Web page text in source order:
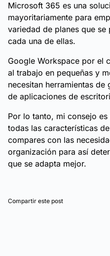
Microsoft 365 es una
mayoritariamente para
variedad de planes que se
cada una de ellas.
Google Workspace por el
al trabajo en pequeñas y
necesitan herramientas
de aplicaciones de
Por lo tanto, mi consejo
todas las características
compares con las
organización para así
que se adapta mejor.
Compartir este post